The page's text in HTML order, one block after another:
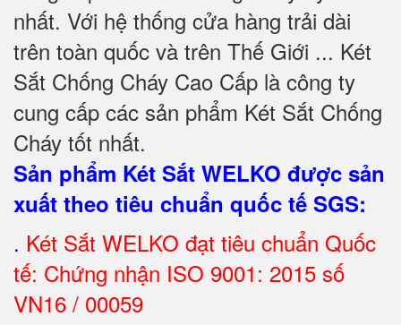
nhất. Với hệ thống cửa hàng trải dài
trên toàn quốc và trên Thế Giới ... Két
Sắt Chống Cháy Cao Cấp là công ty
cung cấp các sản phẩm Két Sắt Chống
Cháy tốt nhất.
Sản phẩm Két Sắt WELKO được sản
xuất theo tiêu chuẩn quốc tế SGS:
. Két Sắt WELKO đạt tiêu chuẩn Quốc
tế: Chứng nhận ISO 9001: 2015 số
VN16 / 00059